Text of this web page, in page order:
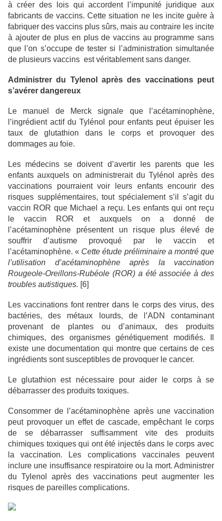
à créer des lois qui accordent l’impunité juridique aux
fabricants de vaccins. Cette situation ne les incite guère à
fabriquer des vaccins plus sûrs, mais au contraire les incite
à ajouter de plus en plus de vaccins au programme sans
que l’on s’occupe de tester si l’administration simultanée
de plusieurs vaccins est véritablement sans danger.
Administrer du Tylenol après des vaccinations peut
s’avérer dangereux
Le manuel de Merck signale que l’acétaminophène,
l’ingrédient actif du Tylénol pour enfants peut épuiser les
taux de glutathion dans le corps et provoquer des
dommages au foie.
Les médecins se doivent d’avertir les parents que les
enfants auxquels on administrerait du Tylénol après des
vaccinations pourraient voir leurs enfants encourir des
risques supplémentaires, tout spécialement s’il s’agit du
vaccin ROR que Michael a reçu. Les enfants qui ont reçu
le vaccin ROR et auxquels on a donné de
l’acétaminophène présentent un risque plus élevé de
souffrir d’autisme provoqué par le vaccin et
l’acétaminophène. « Cette étude préliminaire a montré que
l’utilisation d’acétaminophène après la vaccination
Rougeole-Oreillons-Rubéole (ROR) a été associée à des
troubles autistiques. [6]
Les vaccinations font rentrer dans le corps des virus, des
bactéries, des métaux lourds, de l’ADN contaminant
provenant de plantes ou d’animaux, des produits
chimiques, des organismes génétiquement modifiés. Il
existe une documentation qui montre que certains de ces
ingrédients sont susceptibles de provoquer le cancer.
Le glutathion est nécessaire pour aider le corps à se
débarrasser des produits toxiques.
Consommer de l’acétaminophène après une vaccination
peut provoquer un effet de cascade, empêchant le corps
de se débarrasser suffisamment vite des produits
chimiques toxiques qui ont été injectés dans le corps avec
la vaccination. Les complications vaccinales peuvent
inclure une insuffisance respiratoire ou la mort. Administrer
du Tylenol après des vaccinations peut augmenter les
risques de pareilles complications.